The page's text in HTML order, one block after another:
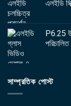
এলইডি
P6.25
সাম্প্রতিক পোস্ট